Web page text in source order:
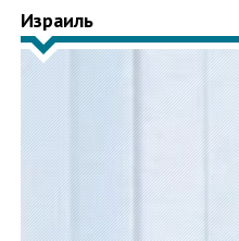
Израиль